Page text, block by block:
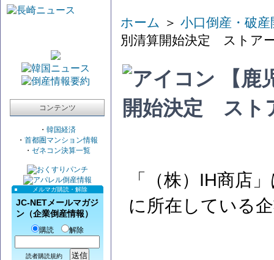
コンテンツ
・ 韓国経済
・ 首都圏マンション情報
・ ゼネコン決算一覧
メルマガ購読・解除
JC-NETメールマガジ
ン（企業倒産情報）
購読 解除
読者購読規約
ホーム ＞ 小口倒産・破産
別清算開始決定 ストア
【鹿
開始決定 スト
「（株）IH商店
に所在している